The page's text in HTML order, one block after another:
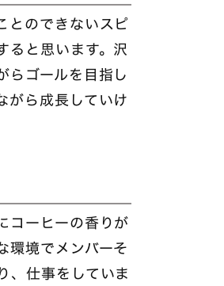
とのできないスピ
ると思います。沢
らゴールを目指し
がら成長していけ
コーヒーの香りが
環境でメンバーそ
、仕事をしていま